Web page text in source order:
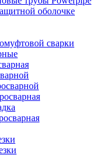
оболочке
сварки